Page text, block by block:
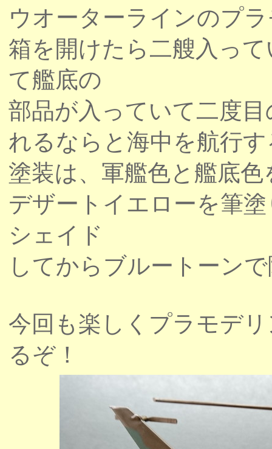
ウオーターラインのプ
箱を開けたら二艘入っ
て艦底の
部品が入っていて二度
れるならと海中を航行
塗装は、軍艦色と艦底
デザートイエローを筆
シェイド
してからブルートーン
今回も楽しくプラモデ
るぞ！